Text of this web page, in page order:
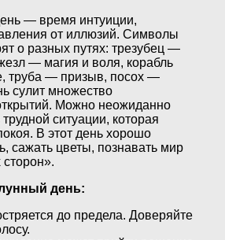
— время интуиции,
от иллюзий. Символы
о разных путях: трезубец —
— магия и воля, корабль
труба — призыв, посох —
сулит множество
Можно неожиданно
ситуации, которая
В этот день хорошо
сажать цветы, познавать мир
день:
до предела. Доверяйте